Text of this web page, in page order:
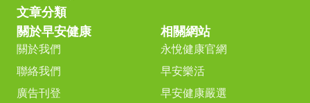
文章分類
關於早安健康
關於我們
聯絡我們
廣告刊登
相關網站
永悅健康官網
早安樂活
早安健康嚴選